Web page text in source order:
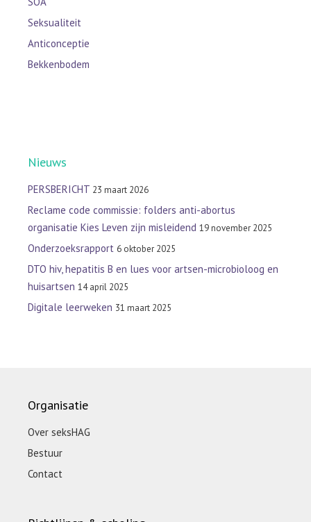
Seksualiteit
Anticonceptie
Bekkenbodem
Nieuws
PERSBERICHT 23 maart 2026
Reclame code commissie: folders anti-abortus
organisatie Kies Leven zijn misleidend 19 november 2025
Onderzoeksrapport 6 oktober 2025
DTO hiv, hepatitis B en lues voor artsen-microbioloog en
huisartsen 14 april 2025
Digitale leerweken 31 maart 2025
Organisatie
Over seksHAG
Bestuur
Contact